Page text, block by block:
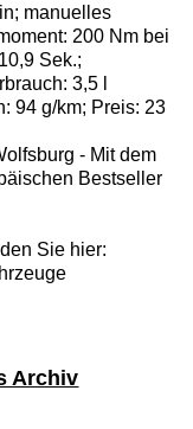
manuelles
200 Nm bei
Sek.;
3,5 l
94 g/km; Preis: 23
- Mit dem
Bestseller
Sie hier:
Archiv